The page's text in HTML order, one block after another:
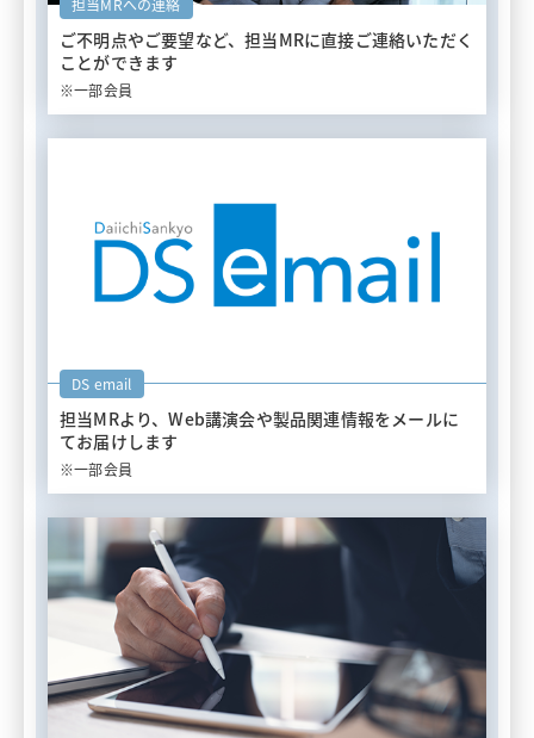
担当MRへの連絡
ご不明点やご要望など、担当MRに直接ご連絡いただく
ことができます
※一部会員
DS email
担当MRより、Web講演会や製品関連情報をメールに
てお届けします
※一部会員